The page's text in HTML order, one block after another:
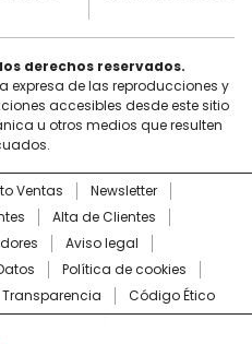
los derechos reservados.
expresa de las reproducciones y
accesibles desde este sitio
u otros medios que resulten
Ventas
Newsletter
Alta de Clientes
Aviso legal
Política de cookies
Transparencia Código Ético